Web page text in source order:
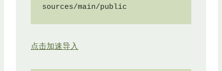
sources/main/public
点击加速导入